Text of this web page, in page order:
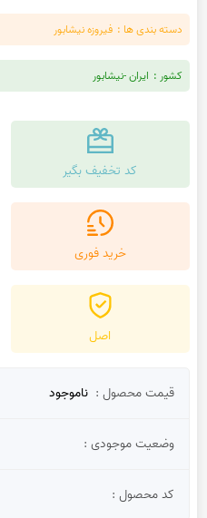
دسته بندی ها : فیروزه نیشابور
کشور : ایران -نیشابور
کد تخفیف بگیر
خرید فوری
اصل
قیمت محصول : ناموجود
وضعیت موجودی :
کد محصول :